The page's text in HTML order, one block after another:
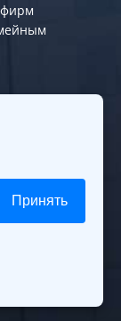
фирм
Принять